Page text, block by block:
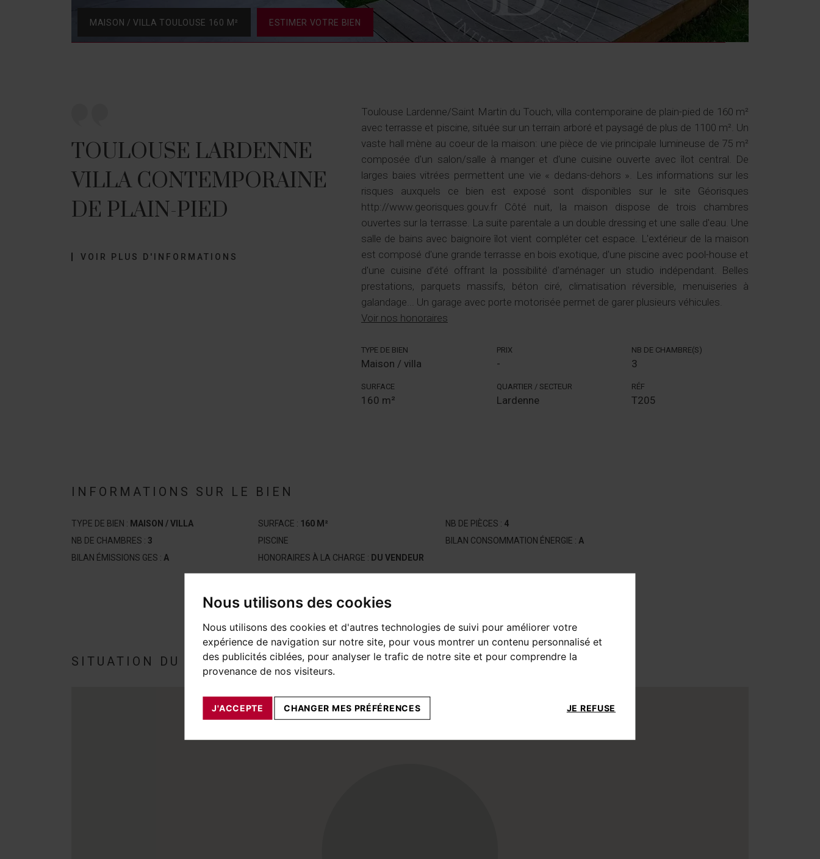
Nous utilisons des cookies
Nous utilisons des cookies et d'autres technologies de suivi pour améliorer votre
expérience de navigation sur notre site, pour vous montrer un contenu personnalisé et
des publicités ciblées, pour analyser le trafic de notre site et pour comprendre la
provenance de nos visiteurs.
J'ACCEPTE JE REFUSE
CHANGER MES PRÉFÉRENCES
MAISON / VILLA TOULOUSE 160 M² ESTIMER VOTRE BIEN
TOULOUSE LARDENNE
VILLA CONTEMPORAINE
DE PLAIN-PIED
VOIR PLUS D'INFORMATIONS
Toulouse Lardenne/Saint Martin du Touch, villa contemporaine de plain-pied de 160 m²
avec terrasse et piscine, située sur un terrain arboré et paysagé de plus de 1100 m². Un
vaste hall mène au coeur de la maison: une pièce de vie principale lumineuse de 75 m²
composée d'un salon/salle à manger et d'une cuisine ouverte avec îlot central. De
larges baies vitrées permettent une vie « dedans-dehors ». Les informations sur les
risques auxquels ce bien est exposé sont disponibles sur le site Géorisques
http://www.georisques.gouv.fr Côté nuit, la maison dispose de trois chambres
ouvertes sur la terrasse. La suite parentale a un double dressing et une salle d'eau. Une
salle de bains avec baignoire îlot vient compléter cet espace. L'extérieur de la maison
est composé d'une grande terrasse en bois exotique, d'une piscine avec pool-house et
d'une cuisine d’été offrant la possibilité d'aménager un studio indépendant. Belles
prestations, parquets massifs, béton ciré, climatisation réversible, menuiseries à
galandage... Un garage avec porte motorisée permet de garer plusieurs véhicules.
Voir nos honoraires
TYPE DE BIEN
Maison / villa
PRIX
-
NB DE CHAMBRE(S)
3
SURFACE
160 m²
QUARTIER / SECTEUR
Lardenne
RÉF
T205
INFORMATIONS SUR LE BIEN
TYPE DE BIEN : MAISON / VILLA SURFACE : 160 M² NB DE PIÈCES : 4
NB DE CHAMBRES : 3 PISCINE BILAN CONSOMMATION ÉNERGIE : A
BILAN ÉMISSIONS GES : A HONORAIRES À LA CHARGE : DU VENDEUR
SITUATION DU BIEN